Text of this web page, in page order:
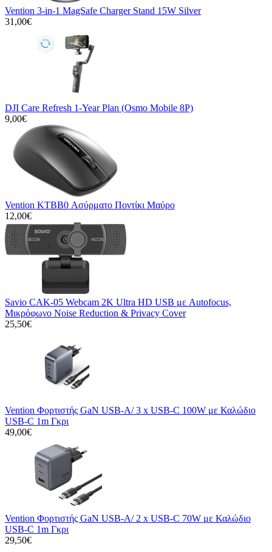
Vention 3-in-1 MagSafe Charger Stand 15W Silver
31,00€
DJI Care Refresh 1-Year Plan (Osmo Mobile 8P)
9,00€
Vention KTBB0 Ασύρματο Ποντίκι Μαύρο
12,00€
Savio CAK-05 Webcam 2K Ultra HD USB με Autofocus,
Μικρόφωνο Noise Reduction & Privacy Cover
25,50€
Vention Φορτιστής GaN USB-A/ 3 x USB-C 100W με Καλώδιο
USB-C 1m Γκρι
49,00€
Vention Φορτιστής GaN USB-A/ 2 x USB-C 70W με Καλώδιο
USB-C 1m Γκρι
29,50€